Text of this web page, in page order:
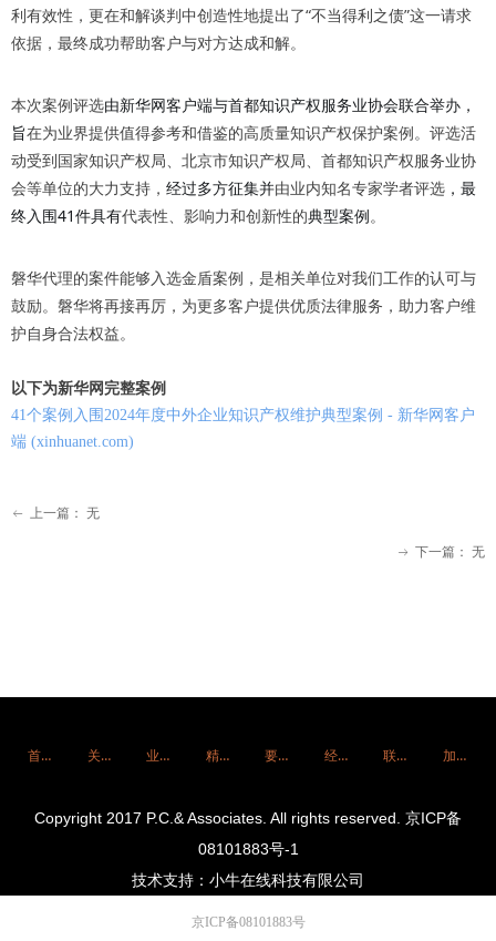
利有效性，更在和解谈判中创造性地提出了“不当得利之债”这一请求
依据，最终成功帮助客户与对方达成和解。
本次案例评选由新华网客户端与首都知识产权服务业协会联合举办，
旨在为业界提供值得参考和借鉴的高质量知识产权保护案例。评选活
动受到国家知识产权局、北京市知识产权局、首都知识产权服务业协
会等单位的大力支持， 经过多方征集并由业内知名专家学者评选 ，最
终入围41件具有代表性、影响力和创新性的典型案例。
磐华代理的案件能够入选金盾案例，是相关单位对我们工作的认可与
鼓励。磐华将再接再厉，为更多客户提供优质法律服务，助力客户维
护自身合法权益。
以下为新华网完整案例
41个案例入围2024年度中外企业知识产权维护典型案例 - 新华网客户
端 (xinhuanet.com)
ꂃ 上一篇： 无
ꁹ 下一篇： 无
Copyright 2017 P.C.& Associates. All rights reserved. 京ICP备
08101883号-1
技术支持：小牛在线科技有限公司
首页 关于我们 业务专长 精英团队 要闻集萃 经典案例 联系我们 加入我们
京ICP备08101883号